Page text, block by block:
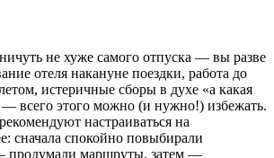
не хуже самого отпуска — вы разве
отеля накануне поездки, работа до
истеричные сборы в духе «а какая
— всего этого можно (и нужно!) избежать.
настраиваться на
сначала спокойно повыбирали
продумали маршруты, затем —